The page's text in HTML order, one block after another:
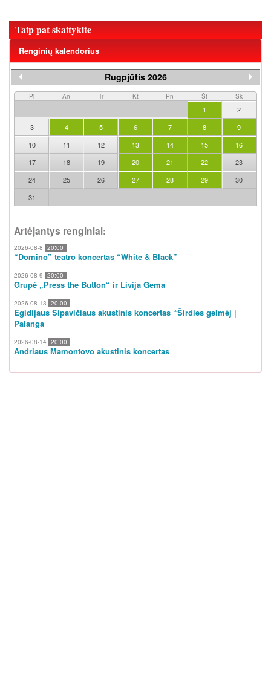
Taip pat skaitykite
Renginių kalendorius
Rugpjūtis 2026
Pi An Tr Kt Pn Št Sk
1
2
3
4 5 6 7 8
9
10
11 12 13 14 15
16
17
18 19 20 21 22
23
24
25 26 27 28 29
30
31
Artėjantys renginiai:
2026-08-8 20:00
“Domino” teatro koncertas “White & Black”
2026-08-9 20:00
Grupė „Press the Button“ ir Livija Gema
2026-08-13 20:00
Egidijaus Sipavičiaus akustinis koncertas “Širdies gelmėj |
Palanga
2026-08-14 20:00
Andriaus Mamontovo akustinis koncertas